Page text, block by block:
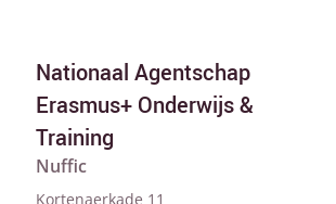
Nationaal Agentschap
Erasmus+ Onderwijs &
Training
Nuffic
Kortenaerkade 11